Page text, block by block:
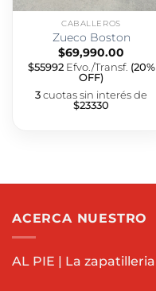
CABALLEROS
Zueco Boston
$69,990.00
$55992Efvo./Transf. (20%
OFF)
3cuotas sin interés de
$23330
ACERCA NUESTRO
AL PIE | La zapatilleria